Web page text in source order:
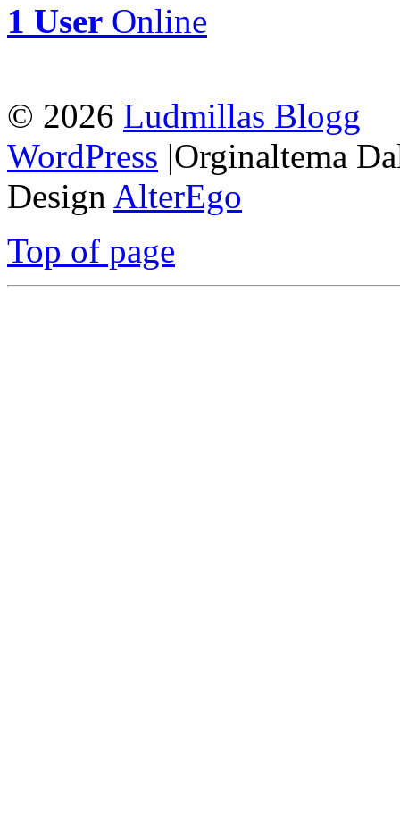
1 User Online
© 2026 Ludmillas Blogg
WordPress |Orginaltema
Design AlterEgo
Top of page